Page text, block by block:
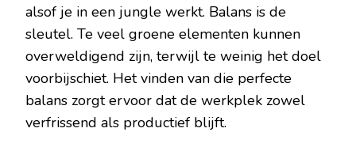
alsof je in een jungle werkt. Balans is de
sleutel. Te veel groene elementen kunnen
overweldigend zijn, terwijl te weinig het doel
voorbijschiet. Het vinden van die perfecte
balans zorgt ervoor dat de werkplek zowel
verfrissend als productief blijft.